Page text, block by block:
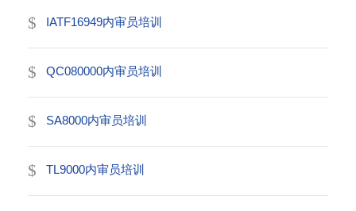
IATF16949内审员培训
QC080000内审员培训
SA8000内审员培训
TL9000内审员培训